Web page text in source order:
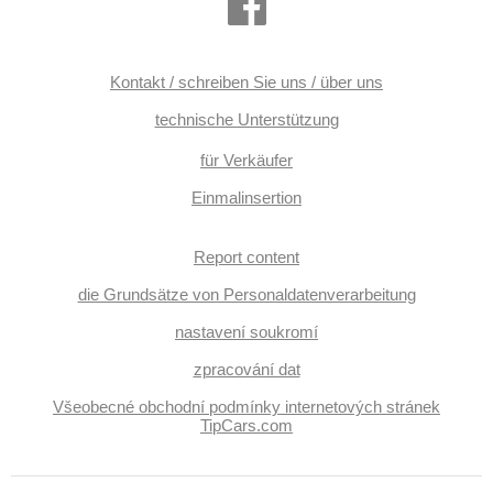
Kontakt / schreiben Sie uns / über uns
technische Unterstützung
für Verkäufer
Einmalinsertion
Report content
die Grundsätze von Personaldatenverarbeitung
nastavení soukromí
zpracování dat
Všeobecné obchodní podmínky internetových stránek
TipCars.com